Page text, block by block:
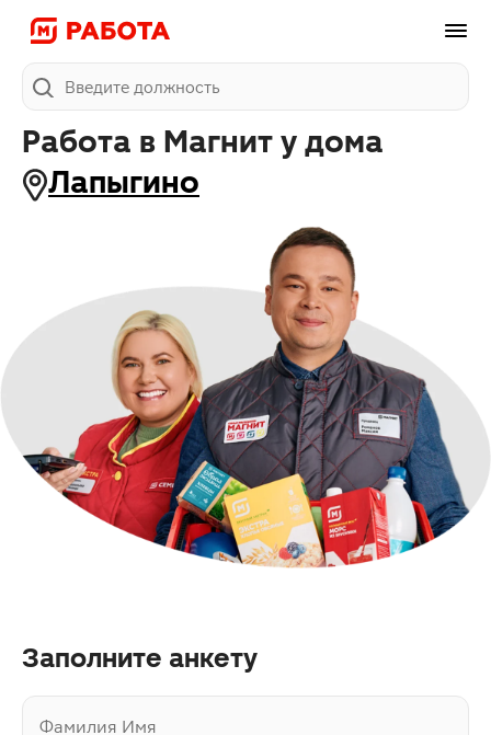
Работа в Магнит у дома
Лапыгино
Заполните анкету
Фамилия Имя